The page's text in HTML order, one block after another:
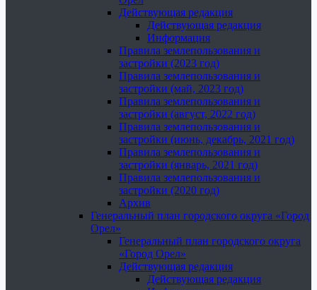
Действующая редакция
Действующая редакция
Информация
Правила землепользования и
застройки (2023 год)
Правила землепользования и
застройки (май, 2023 год)
Правила землепользования и
застройки (август, 2022 год)
Правила землепользования и
застройки (июнь, декабрь, 2021 год)
Правила землепользования и
застройки (январь, 2021 год)
Правила землепользования и
застройки (2020 год)
Архив
Генеральный план городского округа «Город
Орел»
Генеральный план городского округа
«Город Орел»
Действующая редакция
Действующая редакция